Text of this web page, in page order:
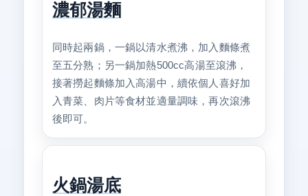
濃郁湯麵
同時起兩鍋，一鍋以清水煮沸，加入麵條煮
至五分熟；另一鍋加熱500cc高湯至滾沸，
接著撈起麵條加入高湯中，續依個人喜好加
入青菜、肉片等食材並適量調味，再次滾沸
後即可。
火鍋湯底